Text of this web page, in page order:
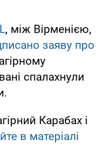
, між Вірменією,
заяву про
спалахнули
Карабах і
в матеріалі